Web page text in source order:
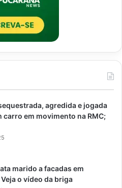
agredida e jogada
carro em movimento na RMC;
marido a facadas em
o vídeo da briga